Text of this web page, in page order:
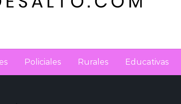
Policiales Rurales Educativas